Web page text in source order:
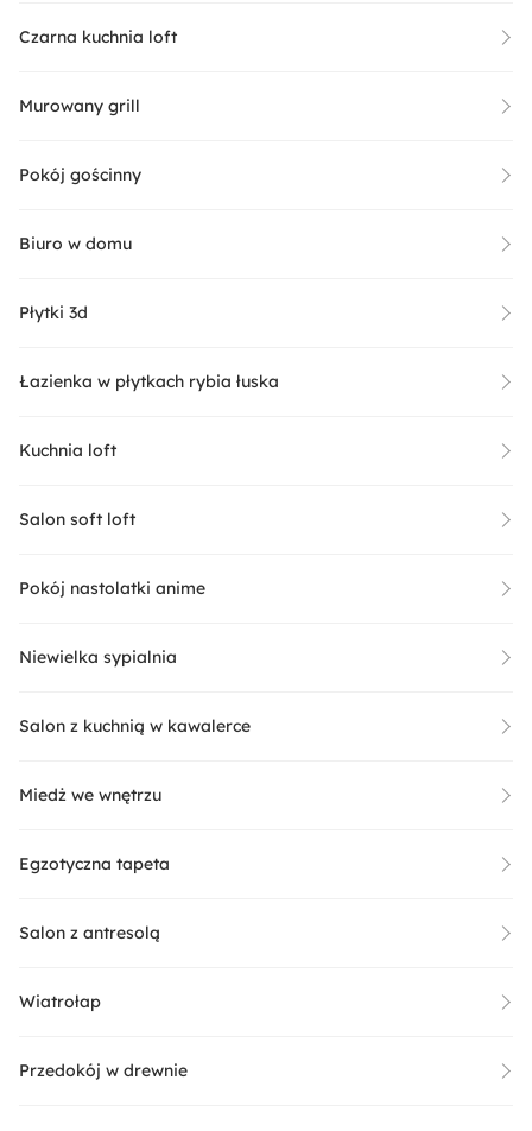
Czarna kuchnia loft
Murowany grill
Pokój gościnny
Biuro w domu
Płytki 3d
Łazienka w płytkach rybia łuska
Kuchnia loft
Salon soft loft
Pokój nastolatki anime
Niewielka sypialnia
Salon z kuchnią w kawalerce
Miedż we wnętrzu
Egzotyczna tapeta
Salon z antresolą
Wiatrołap
Przedokój w drewnie